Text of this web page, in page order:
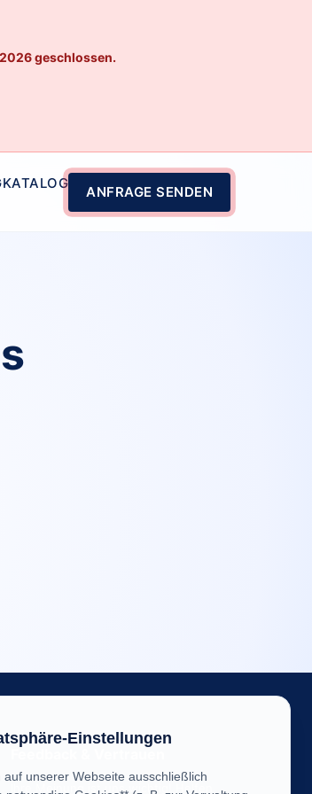
geschlossen.
KATALOG
ANFRAGE SENDEN
Ihre Meinung ist uns wichtig! Helfen
Einstellungen
auf unserer Webseite ausschließlich